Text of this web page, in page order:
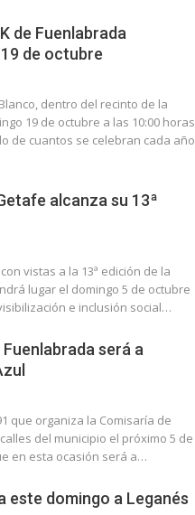
de Fuenlabrada
de octubre
dentro del recinto de la
19 de octubre a las 10:00 horas
de cuantos se celebran cada año
alcanza su 13ª
vistas a la 13ª edición de la
lugar el domingo 5 de octubre
e inclusión social…
será a
que organiza la Comisaría de
del municipio el próximo 5 de
en esta ocasión será a…
este domingo a Leganés